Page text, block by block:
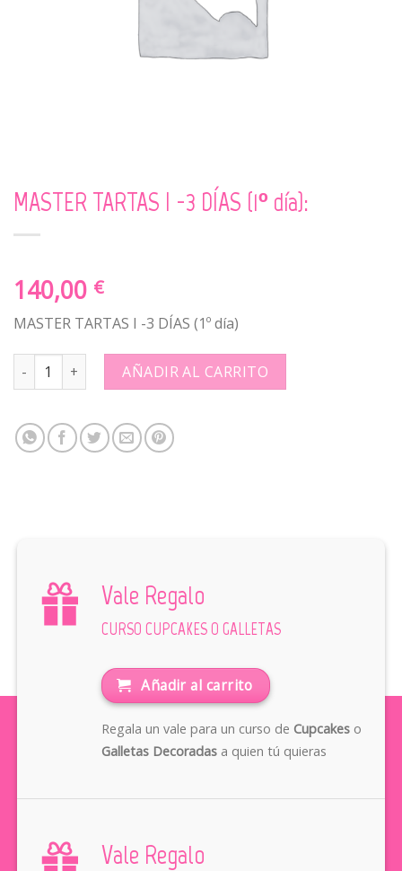
MASTER TARTAS I -3 DÍAS (1º día):
140,00 €
MASTER TARTAS I -3 DÍAS (1º día)
MASTER TARTAS I -3 DÍAS (1º día): quantity
AÑADIR AL CARRITO
Vale Regalo
CURSO CUPCAKES O GALLETAS
Añadir al carrito
Regala un vale para un curso de Cupcakeso
Galletas Decoradasa quien tú quieras
Vale Regalo